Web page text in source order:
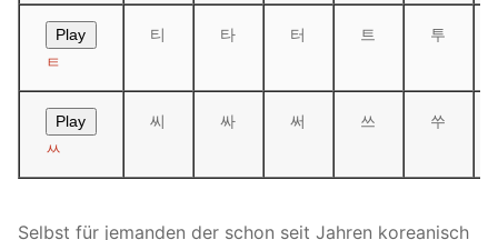
Play
ㅌ
티 타 터 트 투
Play
ㅆ
씨 싸 써 쓰 쑤
Selbst für jemanden der schon seit Jahren koreanisch